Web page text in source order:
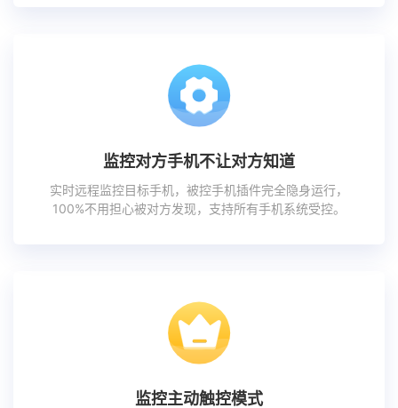
监控对方手机不让对方知道
实时远程监控目标手机，被控手机插件完全隐身运行，
100%不用担心被对方发现，支持所有手机系统受控。
监控主动触控模式